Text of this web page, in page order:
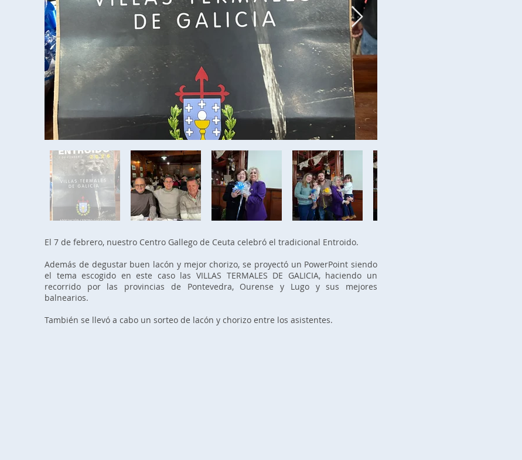
El 7 de febrero, nuestro Centro Gallego de Ceuta celebró el tradicional Entroido.
Además de degustar buen lacón y mejor chorizo, se proyectó un PowerPoint siendo
el tema escogido en este caso las VILLAS TERMALES DE GALICIA, haciendo un
recorrido por las provincias de Pontevedra, Ourense y Lugo y sus mejores
balnearios.
También se llevó a cabo un sorteo de lacón y chorizo entre los asistentes.